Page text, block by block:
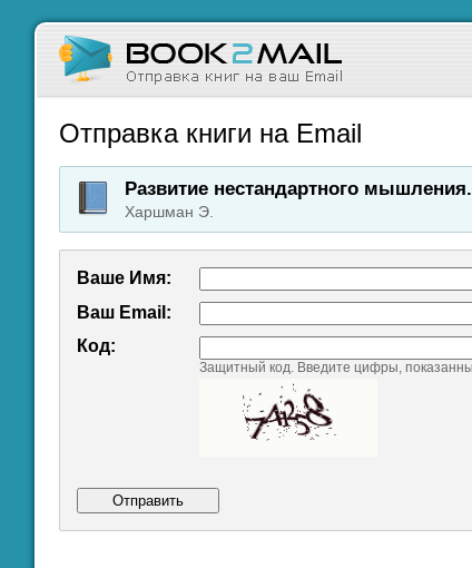
Отправка книги на Email
Развитие нестандартного
Харшман Э.
Ваше Имя:
Ваш Emаil:
Код:
Защитный код. Введите цифры,